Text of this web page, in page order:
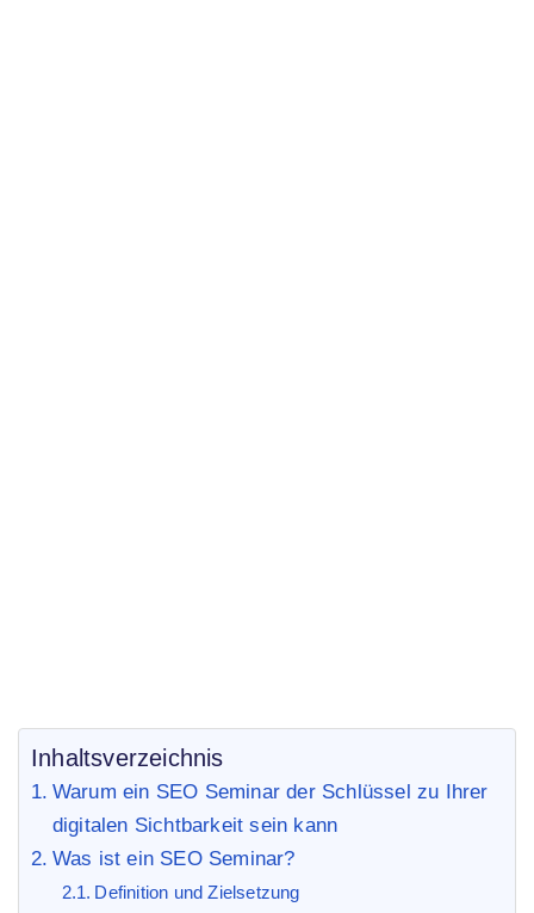
Inhaltsverzeichnis
Warum ein SEO Seminar der Schlüssel zu Ihrer
digitalen Sichtbarkeit sein kann
Was ist ein SEO Seminar?
Definition und Zielsetzung